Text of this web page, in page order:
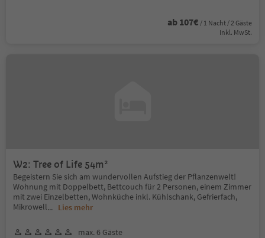
ab 107€ / 1 Nacht / 2 Gäste
Inkl. MwSt.
W2: Tree of Life 54m²
Begeistern Sie sich am wundervollen Aufstieg der Pflanzenwelt!
Wohnung mit Doppelbett, Bettcouch für 2 Personen, einem Zimmer
mit zwei Einzelbetten, Wohnküche inkl. Kühlschank, Gefrierfach,
Mikrowell... Lies mehr
max. 6 Gäste